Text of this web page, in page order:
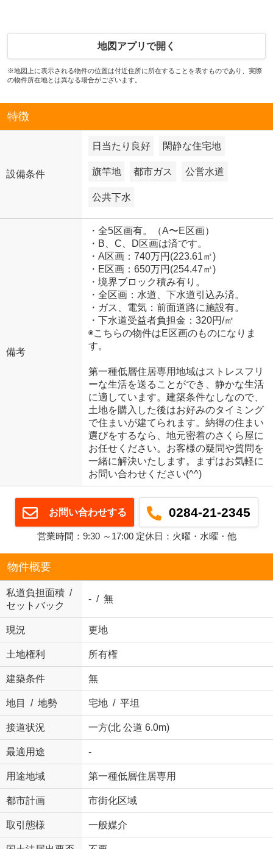
地図アプリで開く
※地図上に表示される物件の位置は付近住所に所在することを表すものであり、実際
の物件所在地とは異なる場合がございます。
特徴
設備条件
日当たり良好 閑静な住宅地
旗竿地 都市ガス 公営水道
公共下水
備考
・全5区画有。（A〜E区画）
・B、C、D区画は済です。
・A区画：740万円(223.61㎡)
・E区画：650万円(254.47㎡)
・境界ブロック積み有り。
・全区画：水道、下水道引込み済。
・ガス、電気：前面道路に施設有。
・下水道受益者負担金：320円/㎡
◉こちらの物件はE区画のものになりま
す。
第一種低層住居専用地域はストレスフリ
ーな生活を送ることができ、静かな生活
に適しています。建築条件なしなので、
土地を購入した後はお好みのタイミング
で住まいが建てられます。納得の住まい
選びをするなら、地元密着のさくら屋に
お任せください。お客様の疑問や質問を
一緒に解決いたします。まずはお気軽に
お問い合わせください(^^)
お問い合わせする 0284-21-2345
営業時間：9:30 ～17:00 定休日：火曜・水曜・他
物件概要
私道負担面積 /
セットバック
- / 無
現況 更地
土地権利 所有権
建築条件 無
地目 / 地勢 宅地 / 平坦
接道状況 一方(北 公道 6.0m)
最適用途 -
用途地域 第一種低層住居専用
都市計画 市街化区域
取引態様 一般媒介